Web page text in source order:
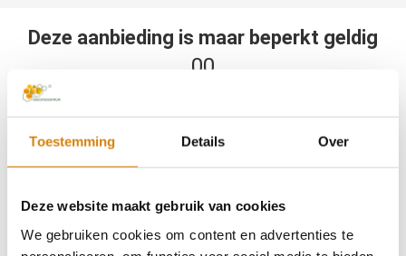
Toestemming Details Over
Deze website maakt gebruik van cookies
We gebruiken cookies om content en advertenties te
Deze aanbieding is maar beperkt geldig
00
00
uren
00
00
seconden